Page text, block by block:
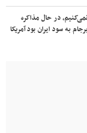
در حال مذاکره
به سود ایران بود آمریکا